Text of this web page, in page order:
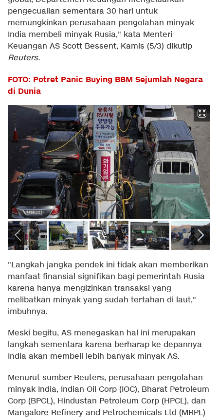
pengecualian sementara 30 hari untuk
memungkinkan perusahaan pengolahan minyak
India membeli minyak Rusia," kata Menteri
Keuangan AS Scott Bessent, Kamis (5/3) dikutip
Reuters.
FOTO: Potret Panic Buying BBM Sejumlah Negara
di Dunia
"Langkah jangka pendek ini tidak akan memberikan
manfaat finansial signifikan bagi pemerintah Rusia
karena hanya mengizinkan transaksi yang
melibatkan minyak yang sudah tertahan di laut,"
imbuhnya.
Meski begitu, AS menegaskan hal ini merupakan
langkah sementara karena berharap ke depannya
India akan membeli lebih banyak minyak AS.
Menurut sumber Reuters, perusahaan pengolahan
minyak India, Indian Oil Corp (IOC), Bharat Petroleum
Corp (BPCL), Hindustan Petroleum Corp (HPCL), dan
Mangalore Refinery and Petrochemicals Ltd (MRPL)